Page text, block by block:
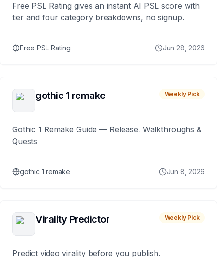
Free PSL Rating gives an instant AI PSL score with
tier and four category breakdowns, no signup.
Free PSL Rating Jun 28, 2026
gothic 1 remake Weekly Pick
Gothic 1 Remake Guide — Release, Walkthroughs &
Quests
gothic 1 remake Jun 8, 2026
Virality Predictor Weekly Pick
Predict video virality before you publish.